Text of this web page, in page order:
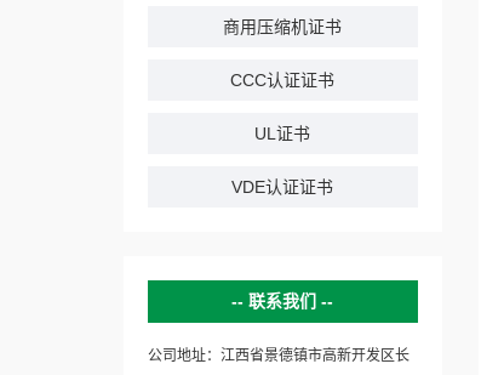
商用压缩机证书
CCC认证证书
UL证书
VDE认证证书
联系我们
公司地址：江西省景德镇市高新开发区长